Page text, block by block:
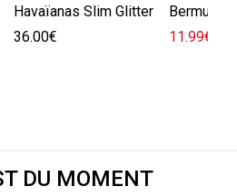
Havaïanas Slim Glitter
36.00€
Bermuda
11.99€
DU MOMENT